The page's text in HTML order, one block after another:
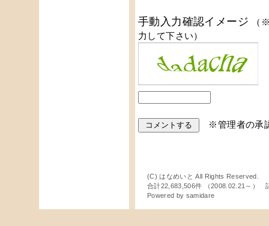
手動入力確認イメージ
（
力して下さい）
※管理者の承
(C) はなめいと All Rights Reserved.
合計22,683,506件 （2008.02.21～
Powered by samidare